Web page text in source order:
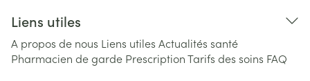
Liens utiles
A propos de nous Liens utiles Actualités santé
Pharmacien de garde PrescriptionTarifs des soins FAQ